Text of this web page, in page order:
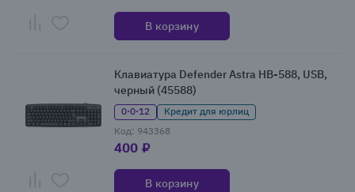
В корзину
Клавиатура Defender Astra HB-588, USB,
черный (45588)
0·0·12
Кредит для юрлиц
Код: 943368
400 ₽
В корзину